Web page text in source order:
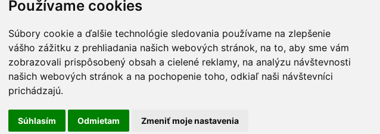
Používame cookies
Súbory cookie a ďalšie technológie sledovania používame na zlepšenie
vášho zážitku z prehliadania našich webových stránok, na to, aby sme vám
zobrazovali prispôsobený obsah a cielené reklamy, na analýzu návštevnosti
našich webových stránok a na pochopenie toho, odkiaľ naši návštevníci
prichádzajú.
Súhlasím Odmietam Zmeniť moje nastavenia